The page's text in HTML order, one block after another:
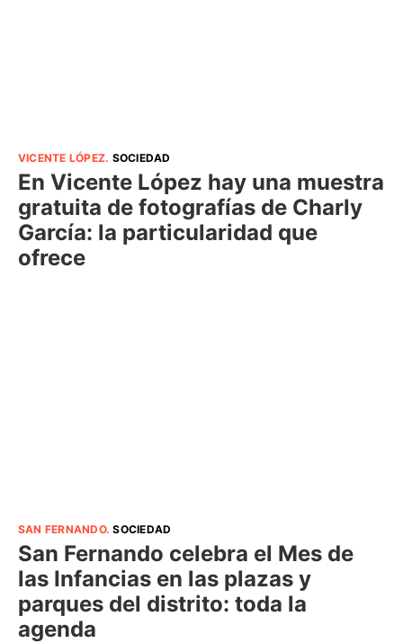
VICENTE LÓPEZ. SOCIEDAD
En Vicente López hay una muestra
gratuita de fotografías de Charly
García: la particularidad que
ofrece
SAN FERNANDO.SOCIEDAD
San Fernando celebra el Mes de
las Infancias en las plazas y
parques del distrito: toda la
agenda